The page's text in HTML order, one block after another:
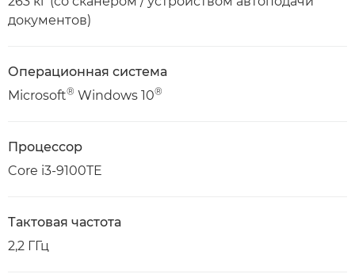
документов)
Операционная система
Microsoft® Windows 10®
Процессор
Core i3-9100TE
Тактовая частота
2,2 ГГц